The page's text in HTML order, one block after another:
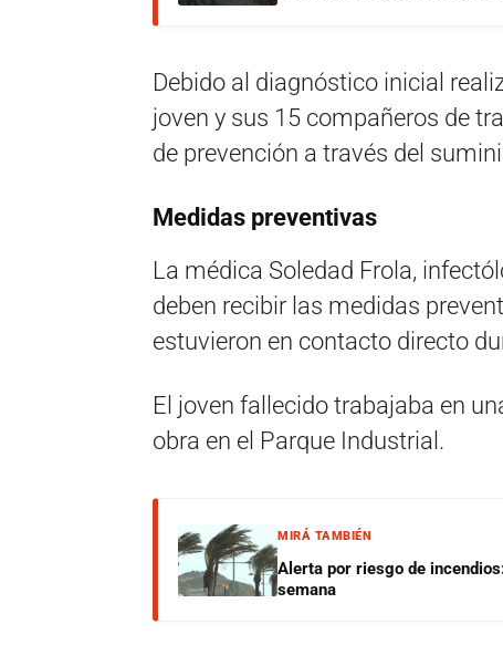
Debido al diagnóstico inicial
joven y sus 15 compañeros de
de prevención a través del
Medidas preventivas
La médica Soledad Frola,
deben recibir las medidas
estuvieron en contacto directo
El joven fallecido trabajaba en
obra en el Parque Industrial.
MIRÁ TAMBIÉN
Alerta por riesgo de
semana